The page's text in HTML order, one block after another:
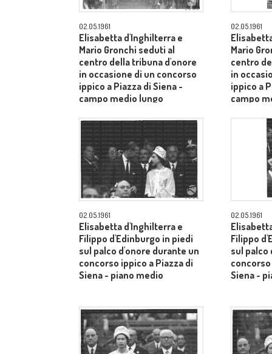
02.05.1961
Elisabetta d'Inghilterra e
Mario Gronchi seduti al
centro della tribuna d'onore
in occasione di un concorso
ippico a Piazza di Siena -
campo medio lungo
02.05.1961
Mario
centro
in
ippico a
campo
02.05.1961
Elisabetta d'Inghilterra e
Filippo d'Edinburgo in piedi
sul palco d'onore durante un
concorso ippico a Piazza di
Siena - piano medio
02.05.1961
Filippo
sul palco
Siena -